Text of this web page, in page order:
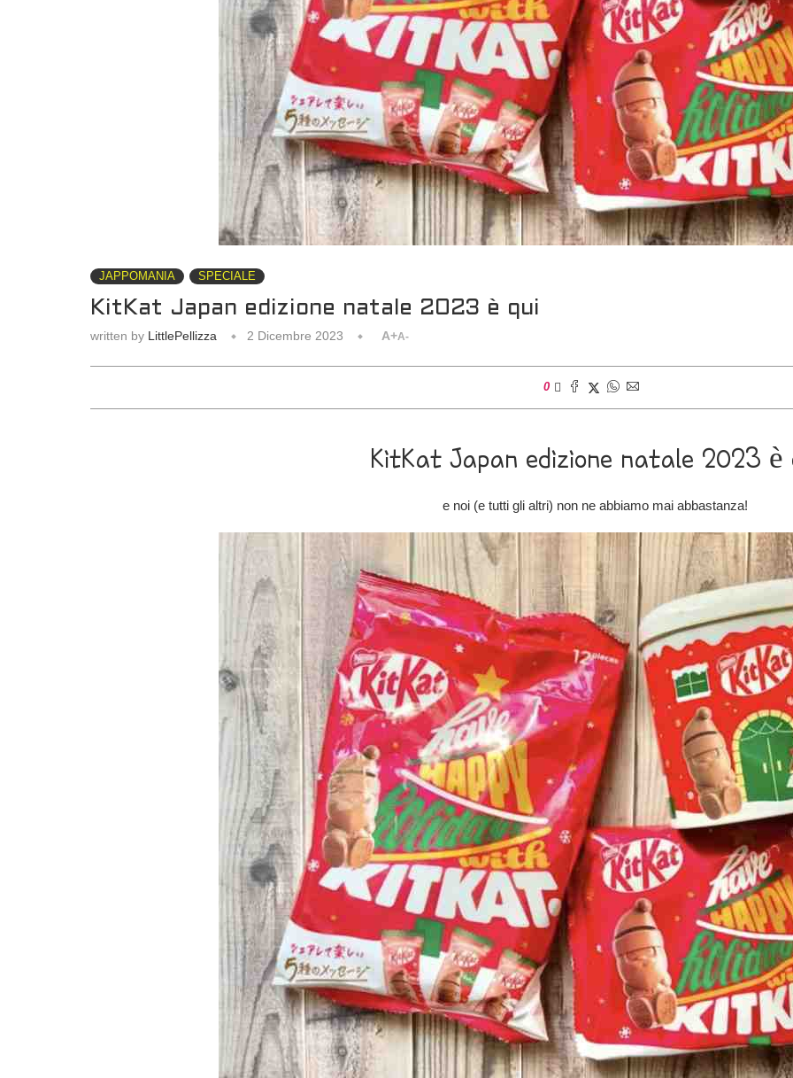
JAPPOMANIA SPECIALE
KitKat Japan edizione natale 2023 è qui
written by LittlePellizza 2 Dicembre 2023 A+A-
0
KitKat Japan edizione natale 2023 è
e noi (e tutti gli altri) non ne abbiamo mai abbastanza!